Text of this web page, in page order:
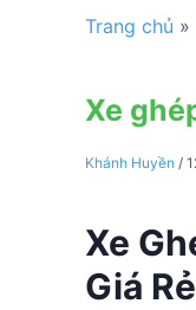
Trang chủ »
Xe
Khánh Huyền /
Xe
Giá Rẻ